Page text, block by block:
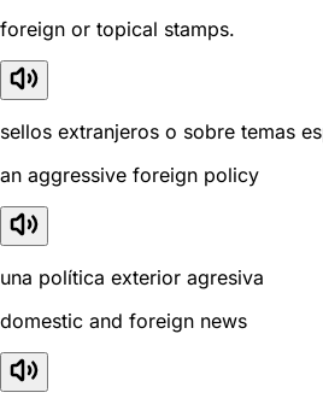
foreign or topical stamps.
sellos extranjeros o sobre temas
an aggressive foreign policy
una política exterior agresiva
domestic and foreign news